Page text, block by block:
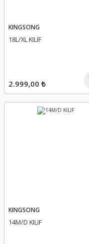
KINGSONG
18L/XL KILIF
2.999,00 ₺
KINGSONG
14M/D KILIF